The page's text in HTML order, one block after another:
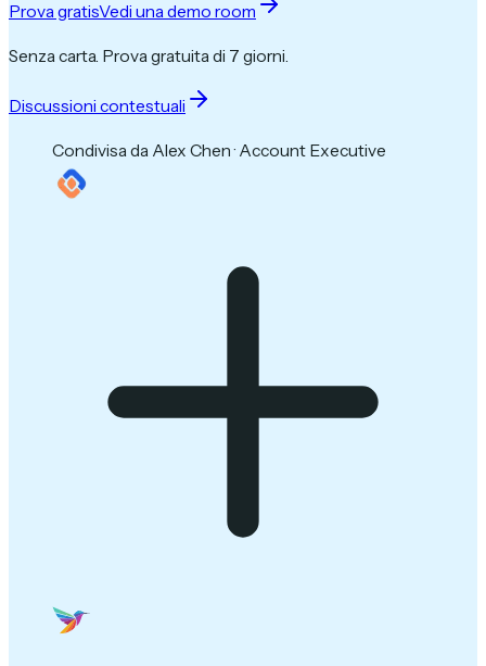
Prova gratisVedi una demo room
Senza carta. Prova gratuita di 7 giorni.
Discussioni contestuali
Condivisa da Alex Chen · Account Executive